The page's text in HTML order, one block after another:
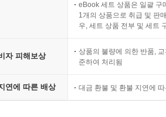
eBook 세트 상품은 일괄 구
1개의 상품으로 취급 및 판
우, 세트 상품 전부 및 세트
자 피해보상
상품의 불량에 의한 반품,
준하여 처리됨
연에 따른 배상 대금 환불 및 환불 지연에